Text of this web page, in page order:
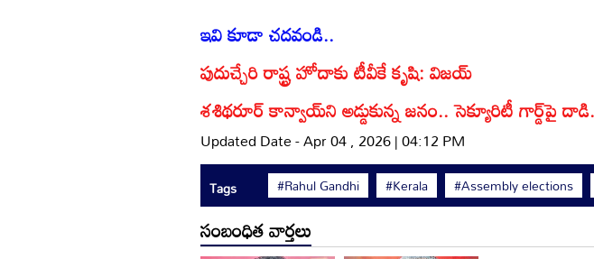
ఇవి కూడా చదవండి..
పుదుచ్చేరి రాష్ట్ర హోదాకు టీవీకే కృషి: విజయ్
శశిథరూర్ కాన్వాయ్‌ని అడ్డుకున్న జనం.. సెక్యూరిటీ గార్డ్‌పై
Updated Date - Apr 04 , 2026 | 04:12 PM
Tags #Rahul Gandhi #Kerala #Assembly elections
సంబంధిత వార్తలు